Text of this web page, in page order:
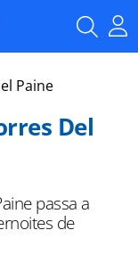
Paine
Del
passa a
de